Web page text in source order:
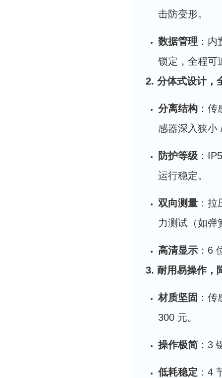
击防变形。
数据管理 ：
锁定，全程可
2. 分体式设计，
分离结构 ：
感器深入狭小
防护等级 ：
运行稳定。
双向测量 ：
力测试（如弹
高清显示 ：6
3. 耐用易操作，
材质坚固 ：
300 元。
操作极简 ：3
低耗稳定 ：4